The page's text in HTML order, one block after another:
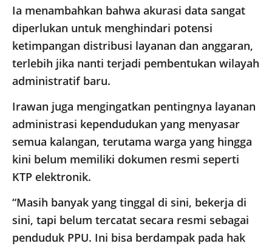
Ia menambahkan bahwa akurasi data sangat
diperlukan untuk menghindari potensi
ketimpangan distribusi layanan dan anggaran,
terlebih jika nanti terjadi pembentukan wilayah
administratif baru.
Irawan juga mengingatkan pentingnya layanan
administrasi kependudukan yang menyasar
semua kalangan, terutama warga yang hingga
kini belum memiliki dokumen resmi seperti
KTP elektronik.
“Masih banyak yang tinggal di sini, bekerja di
sini, tapi belum tercatat secara resmi sebagai
penduduk PPU. Ini bisa berdampak pada hak